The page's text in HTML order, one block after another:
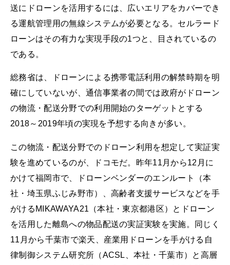
送にドローンを活用するには、広いエリアをカバーでき
る運航管理用の無線システムが必要となる。セルラード
ローンはその有力な実現手段の1つと、目されているの
である。
総務省は、ドローンによる携帯電話利用の解禁時期を明
確にしていないが、通信事業者の間では政府がドローン
の物流・配送分野での利用開始のターゲットとする
2018～2019年頃の実現を予想する向きが多い。
この物流・配送分野でのドローン利用を想定して実証実
験を進めているのが、ドコモだ。昨年11月から12月に
かけて福岡市で、ドローンベンダーのエンルート（本
社・埼玉県ふじみ野市）、高齢者支援サービスなどを手
がけるMIKAWAYA21（本社・東京都港区）とドローン
を活用した離島への物品配送の実証実験を実施。同じく
11月から千葉市で楽天、産業用ドローンを手がける自
律制御システム研究所（ACSL、本社・千葉市）と高層